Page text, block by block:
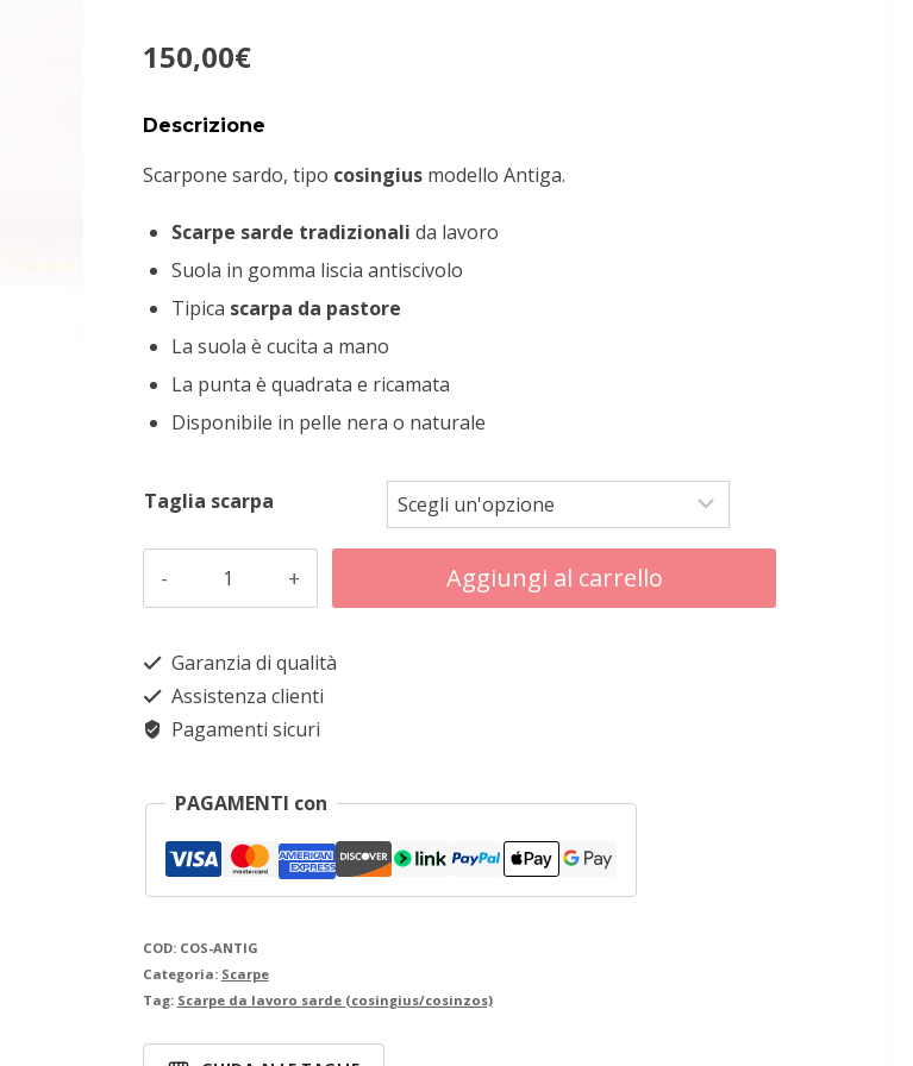
150,00€
Descrizione
Scarpone sardo, tipo cosingiusmodello Antiga.
Scarpe sarde tradizionali da lavoro
Suola in gomma liscia antiscivolo
Tipica scarpa da pastore
La suola è cucita a mano
La punta è quadrata e ricamata
Disponibile in pelle nera o naturale
Taglia scarpa
Cosingius
Antiga
quantità
Aggiungi al carrello
Garanzia di qualità
Assistenza clienti
Pagamenti sicuri
PAGAMENTI con
COD: COS-ANTIG
Categoria: Scarpe
Tag: Scarpe da lavoro sarde (cosingius/cosinzos)